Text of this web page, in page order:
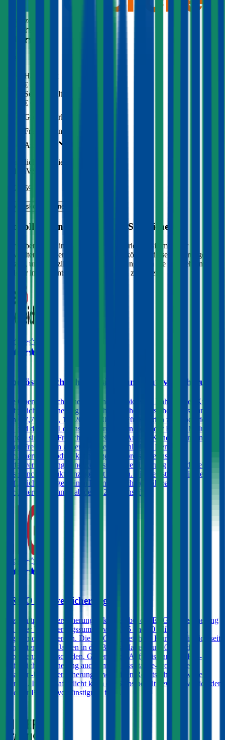
Ausgezeichnet
Haftpflicht
€ 30 Mio.
Selbstbehalt Kasko
€ 600
Grobe Fahrlässigkeit
Freischaden
Assistance
Monatliche Prämie
inkl. mVSt.
€ 621,59
Vollkasko berechnen
Wo soll ich ein Auto mit PS versichern?
Wir haben Kund:innen befragt, wie zufrieden Sie mit ihrer
gewählten Autoversicherung sind. Sie können diese Erfahrungen
nutzen, um zusätzlich zu Preis & Leistung auch die Empfehlungen
anderer in Ihre Entscheidung einfließen zu lassen:
Oberösterreichische Versicherung Autoversicherung
Die Oberösterreichische Versicherung bietet im Rahmen der Kfz-
Haftpflichtversicherung die Wahl zwischen Versicherungssummen
von € 7,79, 9, 12, 16, 20 und 30 Mio. Für Kunden zwischen dem
25. und dem 69. Lebensjahr wird, sofern sie in der Bonus Malus-
Stufe 0 sind, ein Freischaden geboten. Andere Kunden können
einen Freischaden gegen Aufpreis abschließen. Dem
Versicherungsprodukt kann gegen Aufpreis eine Insassen-
Unfallversicherung, eine Rechtsschutzversicherung und/oder ein
Assistance-Produkt hinzugefügt werden. Ein Selbstbehalt in der
Haftpflicht ist gegen einen Prämienabschlag wählbar für
Versicherungsnehmer ab dem 22. Lebensjahr.
ERGO Autoversicherung
Kfz-Haftpflichtversicherungen können bei der ERGO Versicherung
mit einer Versicherungssumme von € 15 und 20 Millionen
abgeschlossen werden. Die ERGO bietet ihren Kunden, die sich seit
mindestens zwei Jahren in der Bonus Malus-Stufe 0 befinden,
unbegrenzte Freischäden. Gegen einen Aufpreis kann die Kfz-
Haftpflichtversicherung auch um ein Assistance-Produkt, eine
Insassen-Unfallversicherung sowie einen Rechtsschutz erweitert
werden. In der Haftpflicht kann ein Selbstbehalt gewählt werden der
zu einer Prämienvergünstigung führt.